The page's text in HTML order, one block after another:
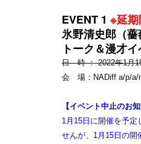
EVENT 1 ※延期
氷野清史郎（
トーク＆漫才
日 時 ： 2022年1月
会 場：NADiff a/p/a/
【イベント中止のお
1月15日に開催を予
せんが、1月15日の開